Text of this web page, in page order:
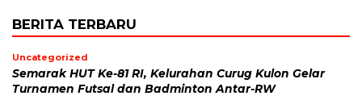
BERITA TERBARU
Uncategorized
Semarak HUT Ke-81 RI, Kelurahan Curug Kulon Gelar
Turnamen Futsal dan Badminton Antar-RW